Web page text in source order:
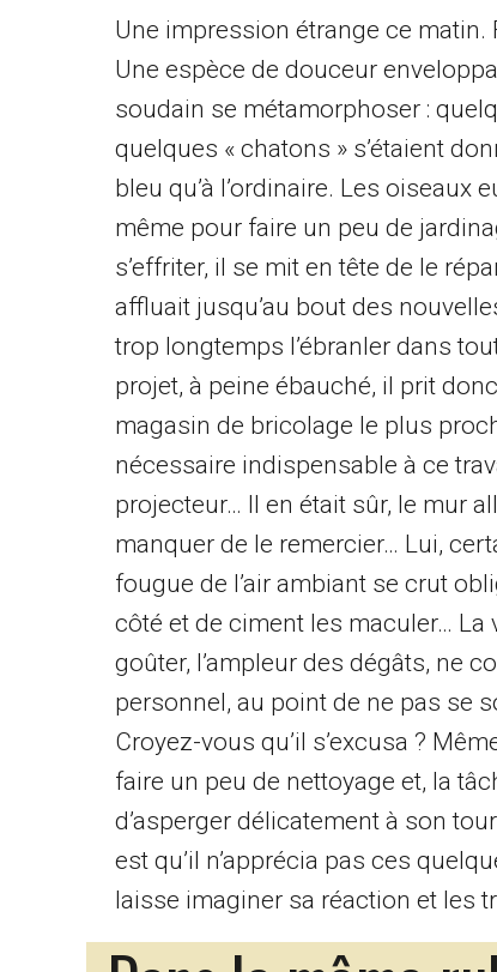
Une impression étrange ce
Une espèce de douceur
soudain se métamorphoser :
quelques « chatons » s’étaient
bleu qu’à l’ordinaire. Les oiseaux
même pour faire un peu de
s’effriter, il se mit en tête de le
affluait jusqu’au bout des
trop longtemps l’ébranler dans
projet, à peine ébauché, il prit
magasin de bricolage le plus
nécessaire indispensable à ce
projecteur… Il en était sûr, le mur
manquer de le remercier… Lui,
fougue de l’air ambiant se crut
côté et de ciment les maculer… La
goûter, l’ampleur des dégâts, ne
personnel, au point de ne pas se
Croyez-vous qu’il s’excusa ?
faire un peu de nettoyage et, la
d’asperger délicatement à son
est qu’il n’apprécia pas ces
laisse imaginer sa réaction et les